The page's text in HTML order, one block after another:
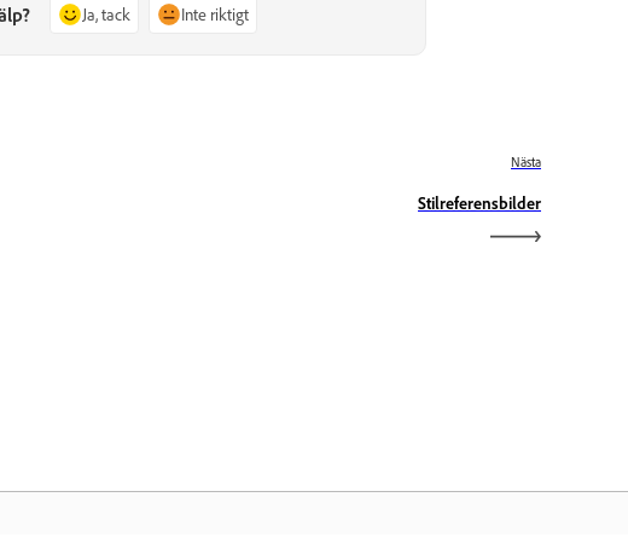
Ja, tack Inte riktigt
Nästa
Stilreferensbilder